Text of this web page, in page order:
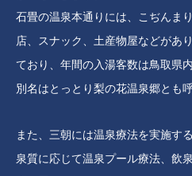
石畳の温泉本通りには、こぢんま
店、スナック、土産物屋などがあ
ており、年間の入湯客数は鳥取県
別名はとっとり梨の花温泉郷とも
また、三朝には温泉療法を実施す
泉質に応じて温泉プール療法、飲